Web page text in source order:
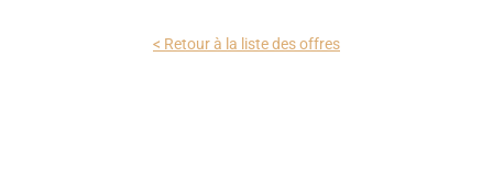
< Retour à la liste des offres